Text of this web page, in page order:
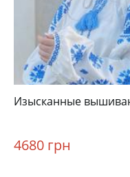
Изысканные
4680 грн